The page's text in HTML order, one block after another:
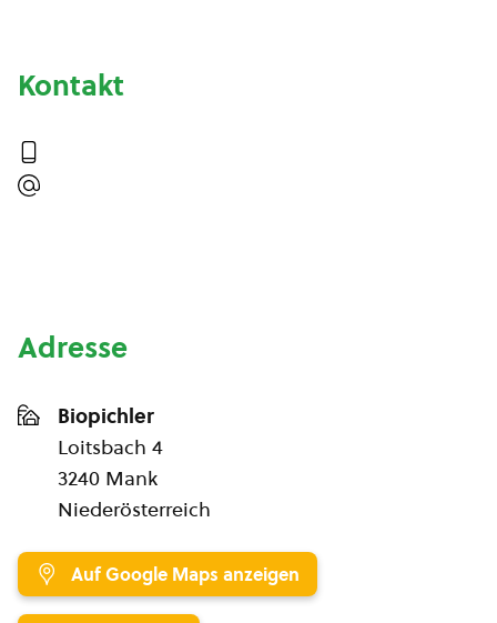
Kontakt
Adresse
Biopichler
Loitsbach 4
3240 Mank
Niederösterreich
Auf Google Maps anzeigen